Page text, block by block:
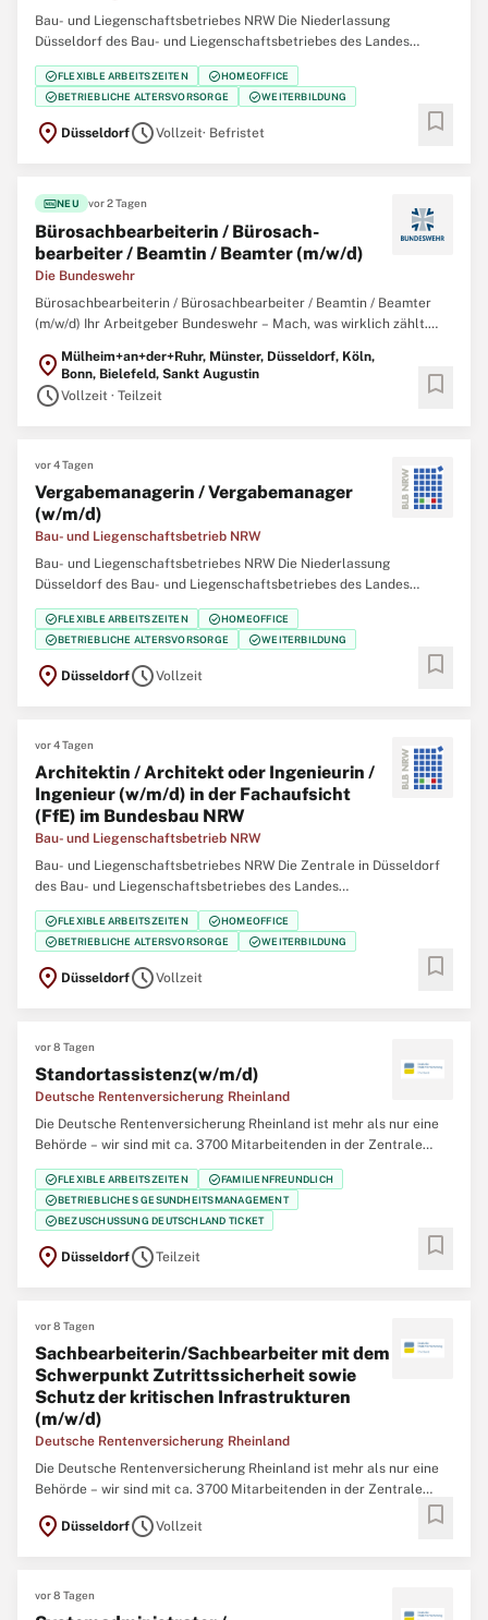
Bau- und Liegenschaftsbetriebes NRW Die Niederlassung
Düsseldorf des Bau- und Liegenschaftsbetriebes des Landes
Nordrhein‑Westfalen (BLB NRW) sucht zum nächstmöglichen
Zeitpunkt für die Immobilienmanagementabteilung Finanzen
eine/einen Architektin / Architekten oder Ingenieurin /
check_circleFLEXIBLE ARBEITSZEITEN check_circleHOMEOFFICE
check_circleBETRIEBLICHE ALTERSVORSORGE check_circleWEITERBILDUNG
location_on DüsseldorfscheduleVollzeit· Befristet bookmark
fiber_newNEU vor 2 Tagen
Büro­sach­bearbeiterin / Büro­sach­
bearbeiter / Beamtin / Beamter (m/w/d)
Die Bundeswehr
Bürosachbearbeiterin / Bürosachbearbeiter / Beamtin / Beamter
(m/w/d) Ihr Arbeitgeber Bundeswehr – Mach, was wirklich zählt.
Mitarbeitenden garantieren wir Sicherheit, Souveränität und die
außenpolitische Handlungsfähigkeit
location_on Mülheim+an+der+Ruhr, Münster, Düsseldorf, Köln,
Bonn, Bielefeld, Sankt Augustin
scheduleVollzeit · Teilzeit bookmark
vor 4 Tagen
Vergabemanagerin / Vergabemanager
(w/m/d)
Bau- und Liegenschaftsbetrieb NRW
Bau- und Liegenschaftsbetriebes NRW Die Niederlassung
Düsseldorf des Bau- und Liegenschaftsbetriebes des Landes
Nordrhein‑Westfalen (BLB NRW) sucht zum nächstmöglichen
Zeitpunkt eine/einen Vergabemanagerin / Vergabemanager (w/m/d)
Der Bau- und Liegenschaftsbetrieb NRW ist Eigentümer,
check_circleFLEXIBLE ARBEITSZEITEN check_circleHOMEOFFICE
check_circleBETRIEBLICHE ALTERSVORSORGE check_circleWEITERBILDUNG
location_on DüsseldorfscheduleVollzeit bookmark
vor 4 Tagen
Architektin / Architekt oder Ingenieurin /
Ingenieur (w/m/d) in der Fachaufsicht
(FfE) im Bundesbau NRW
Bau- und Liegenschaftsbetrieb NRW
Bau- und Liegenschaftsbetriebes NRW Die Zentrale in Düsseldorf
des Bau- und Liegenschaftsbetriebes des Landes
Nordrhein‑Westfalen (BLB NRW) sucht zum nächstmöglichen
Zeitpunkt eine/einen Architektin / Architekten oder Ingenieurin /
Ingenieur (w/m/d) in der Fachaufsicht (FfE) im Bundesbau
check_circleFLEXIBLE ARBEITSZEITEN check_circleHOMEOFFICE
check_circleBETRIEBLICHE ALTERSVORSORGE check_circleWEITERBILDUNG
location_on DüsseldorfscheduleVollzeit bookmark
vor 8 Tagen
Standortassistenz(w/m/d)
Deutsche Rentenversicherung Rheinland
Die Deutsche Rentenversicherung Rheinland ist mehr als nur eine
Behörde – wir sind mit ca. 3700 Mitarbeitenden in der Zentrale
(Düsseldorf), 12 regionalen Service-Zentren und einem eigenem
Klinikverbund mit 5 Rehabilitationskliniken einer der größten
Regionalträger der gesetzlichen
check_circleFLEXIBLE ARBEITSZEITEN check_circleFAMILIENFREUNDLICH
check_circleBETRIEBLICHES GESUNDHEITSMANAGEMENT
check_circleBEZUSCHUSSUNG DEUTSCHLAND TICKET
location_on DüsseldorfscheduleTeilzeit bookmark
vor 8 Tagen
Sachbearbeiterin/Sachbearbeiter mit dem
Schwerpunkt Zutrittssicherheit sowie
Schutz der kritischen Infrastrukturen
(m/w/d)
Deutsche Rentenversicherung Rheinland
Die Deutsche Rentenversicherung Rheinland ist mehr als nur eine
Behörde – wir sind mit ca. 3700 Mitarbeitenden in der Zentrale
Klinikverbund mit 5 Rehabilitationskliniken einer der größten
location_on DüsseldorfscheduleVollzeit bookmark
vor 8 Tagen